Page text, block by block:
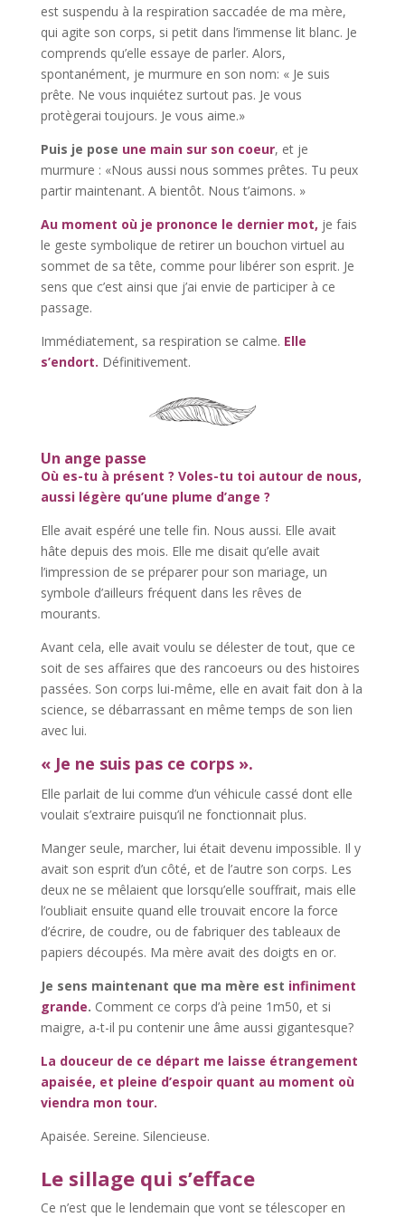
est suspendu à la respiration saccadée de ma mère,
qui agite son corps, si petit dans l’immense lit blanc. Je
comprends qu’elle essaye de parler. Alors,
spontanément, je murmure en son nom: « Je suis
prête. Ne vous inquiétez surtout pas. Je vous
protègerai toujours. Je vous aime.»
Puis je pose une main sur son coeur, et je
murmure : «Nous aussi nous sommes prêtes. Tu peux
partir maintenant. A bientôt. Nous t’aimons. »
Au moment où je prononce le dernier mot, je fais
le geste symbolique de retirer un bouchon virtuel au
sommet de sa tête, comme pour libérer son esprit. Je
sens que c’est ainsi que j’ai envie de participer à ce
passage.
Immédiatement, sa respiration se calme. Elle
s’endort. Définitivement.
Un ange passe
Où es-tu à présent ? Voles-tu toi autour de nous,
aussi légère qu’une plume d’ange ?
Elle avait espéré une telle fin. Nous aussi. Elle avait
hâte depuis des mois. Elle me disait qu’elle avait
l’impression de se préparer pour son mariage, un
symbole d’ailleurs fréquent dans les rêves de
mourants.
Avant cela, elle avait voulu se délester de tout, que ce
soit de ses affaires que des rancoeurs ou des histoires
passées. Son corps lui-même, elle en avait fait don à la
science, se débarrassant en même temps de son lien
avec lui.
« Je ne suis pas ce corps ».
Elle parlait de lui comme d’un véhicule cassé dont elle
voulait s’extraire puisqu’il ne fonctionnait plus.
Manger seule, marcher, lui était devenu impossible. Il y
avait son esprit d’un côté, et de l’autre son corps. Les
deux ne se mêlaient que lorsqu’elle souffrait, mais elle
l’oubliait ensuite quand elle trouvait encore la force
d’écrire, de coudre, ou de fabriquer des tableaux de
papiers découpés. Ma mère avait des doigts en or.
Je sens maintenant que ma mère est infiniment
grande. Comment ce corps d’à peine 1m50, et si
maigre, a-t-il pu contenir une âme aussi gigantesque?
La douceur de ce départ me laisse étrangement
apaisée, et pleine d’espoir quant au moment où
viendra mon tour.
Apaisée. Sereine. Silencieuse.
Le sillage qui s’efface
Ce n’est que le lendemain que vont se télescoper en